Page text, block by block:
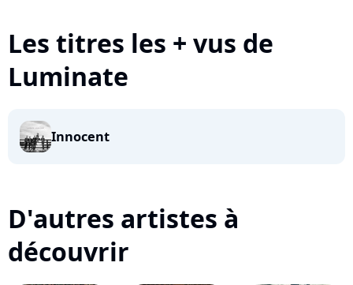
Les titres les + vus de
Luminate
Innocent
D'autres artistes à
découvrir